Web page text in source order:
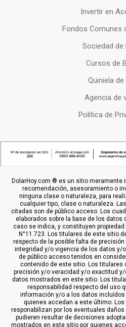
Invertir en
Fondos Comunes
Sociedad de
Cursos de
Quiniela de
Agencia de
Política de
DolarHoy.com ® es un sitio meramente
recomendación, asesoramiento o
ninguna clase o naturaleza, para
cualquier tipo, clase o naturaleza.
citadas son de público acceso. Los
elaborados sobre la base de los datos
caso se indica, y constituyen
N°11.723. Los titulares de este sitio
respecto de la posible falta de
integridad y/o vigencia de los datos y/
de público acceso tenidos en
contenido de este sitio. Los titulares
precisión y/o veracidad y/o exactitud
datos mostrados en este sitio. Los
responsabilidad respecto del uso
información y/o a los datos
quienes accedan a este último.
responabilizan por los eventuales
pudieren resultar de decisiones
mostrados en este sitio por quienes